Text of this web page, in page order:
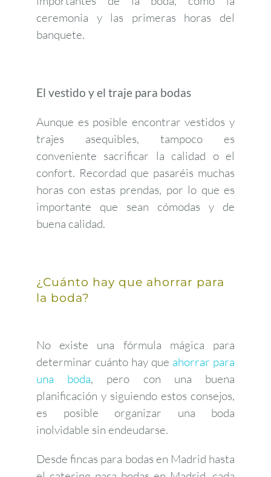
ceremonia y las primeras horas del
banquete.
El vestido y el traje para bodas
Aunque es posible encontrar vestidos y
trajes asequibles, tampoco es
conveniente sacrificar la calidad o el
confort. Recordad que pasaréis muchas
horas con estas prendas, por lo que es
importante que sean cómodas y de
buena calidad.
¿Cuánto hay que ahorrar para
la boda?
No existe una fórmula mágica para
determinar cuánto hay que ahorrar para
una boda, pero con una buena
planificación y siguiendo estos consejos,
es posible organizar una boda
inolvidable sin endeudarse.
Desde fincas para bodas en Madrid hasta